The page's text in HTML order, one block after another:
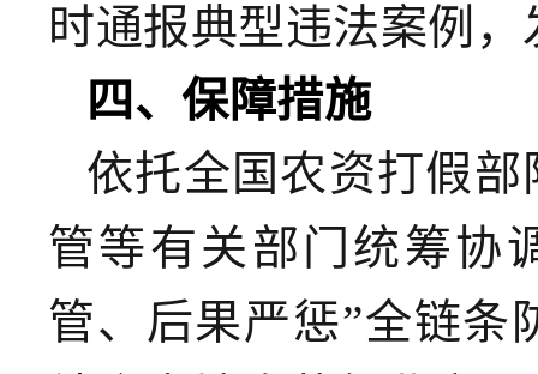
时通报典型违法案例
四、保障措施
依托全国农资打假
管等有关部门统筹协
管、后果严惩”全链条